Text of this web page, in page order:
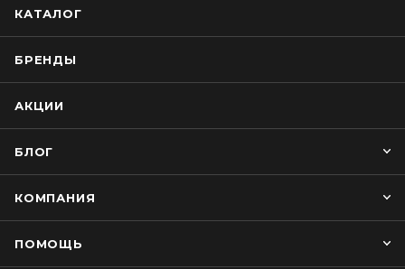
КАТАЛОГ
БРЕНДЫ
АКЦИИ
БЛОГ
КОМПАНИЯ
ПОМОЩЬ